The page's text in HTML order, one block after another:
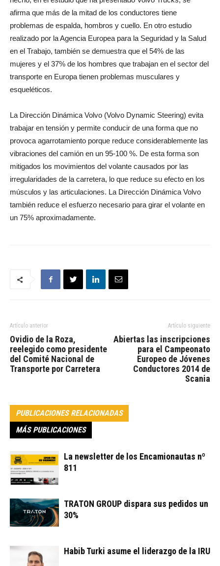
afirma que más de la mitad de los conductores tiene
problemas de espalda, hombros y cuello. En otro estudio
realizado por la Agencia Europea para la Seguridad y la Salud
en el Trabajo, también se demuestra que el 54% de las
mujeres y el 37% de los hombres que trabajan en el sector del
transporte en Europa tienen problemas musculares y
esqueléticos.
La Dirección Dinámica Volvo (Volvo Dynamic Steering) evita
trabajar en tensión y permite conducir de una forma que no
provoca agarrotamiento porque reduce considerablemente las
vibraciones del camión en un 95-100 %. De esta forma son
mitigados los movimientos del volante causados por las
irregularidades de la carretera, lo que reduce su efecto en los
músculos y las articulaciones. La Dirección Dinámica Volvo
también reduce el esfuerzo necesario para girar el volante en
un 75% aproximadamente.
Artículo anterior
Ovidio de la Roza,
reelegido como presidente
del Comité Nacional de
Transporte por Carretera
Artículo siguiente
Abiertas las inscripciones
para el Campeonato
Europeo de Jóvenes
Conductores 2014 de
Scania
PUBLICACIONES RELACIONADAS
MÁS PUBLICACIONES
La newsletter de los Encamionautas nº
811
TRATON GROUP dispara sus pedidos un
30%
Habib Turki asume el liderazgo de la IRU